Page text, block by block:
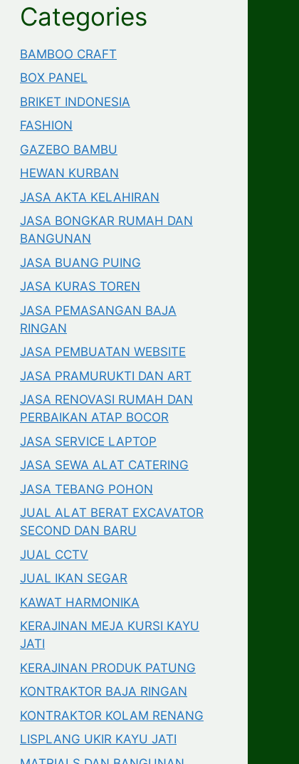
Categories
BAMBOO CRAFT
BOX PANEL
BRIKET INDONESIA
FASHION
GAZEBO BAMBU
HEWAN KURBAN
JASA AKTA KELAHIRAN
JASA BONGKAR RUMAH DAN
BANGUNAN
JASA BUANG PUING
JASA KURAS TOREN
JASA PEMASANGAN BAJA
RINGAN
JASA PEMBUATAN WEBSITE
JASA PRAMURUKTI DAN ART
JASA RENOVASI RUMAH DAN
PERBAIKAN ATAP BOCOR
JASA SERVICE LAPTOP
JASA SEWA ALAT CATERING
JASA TEBANG POHON
JUAL ALAT BERAT EXCAVATOR
SECOND DAN BARU
JUAL CCTV
JUAL IKAN SEGAR
KAWAT HARMONIKA
KERAJINAN MEJA KURSI KAYU
JATI
KERAJINAN PRODUK PATUNG
KONTRAKTOR BAJA RINGAN
KONTRAKTOR KOLAM RENANG
LISPLANG UKIR KAYU JATI